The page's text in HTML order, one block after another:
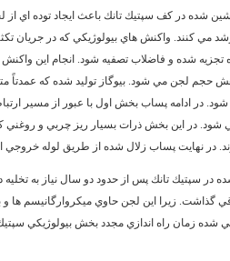
شده در كف سپتيك تانك باعث ايجاد توده اي از
رشد مي كنند. واكنش هاي بيولوژيكي كه در جريان
تجزيه شده و فاضلاب تصفيه شود. انجام اين
حجم لجن مي شود. بيوگاز توليد شده كه عمدتاً
در ادامه پساب بخش اول با عبور از مسير
شود. در اين بخش ذرات بسيار ريز چربي و روغني
در نهايت پساب زلال شده از طريق لوله خروجي
در سپتيك تانك پس از حدود دو سال نياز به تخليه
گذاشت. زيرا اين لجن حاوي ميكروارگانيسم ها و
شده زمان راه اندازي مجدد بخش بيولوژيكي